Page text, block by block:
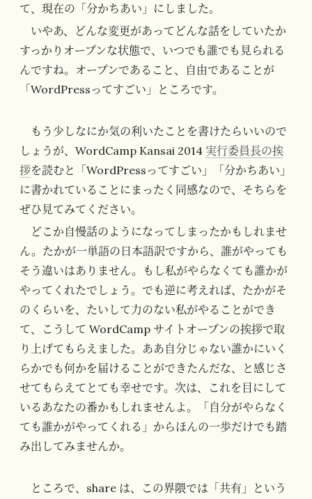
て、現在の「分かちあい」にしました。
いやあ、どんな変更があってどんな話をしていたか
すっかりオープンな状態で、いつでも誰でも見られる
んですね。オープンであること、自由であることが
「WordPressってすごい」ところです。
もう少しなにか気の利いたことを書けたらいいので
しょうが、WordCamp Kansai 2014 実行委員長の挨
拶を読むと「WordPressってすごい」「分かちあい」
に書かれていることにまったく同感なので、そちらを
ぜひ見てみてください。
どこか自慢話のようになってしまったかもしれませ
ん。たかが一単語の日本語訳ですから、誰がやっても
そう違いはありません。もし私がやらなくても誰かが
やってくれたでしょう。でも逆に考えれば、たかがそ
のくらいを、たいして力のない私がやることができ
て、こうして WordCamp サイトオープンの挨拶で取
り上げてもらえました。ああ自分じゃない誰かにいく
らかでも何かを届けることができたんだな、と感じさ
せてもらえてとても幸せです。次は、これを目にして
いるあなたの番かもしれませんよ。「自分がやらなく
ても誰かがやってくれる」からほんの一歩だけでも踏
み出してみませんか。
ところで、share は、この界隈では「共有」という